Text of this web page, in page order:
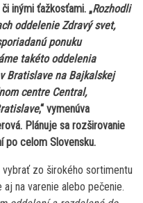
inými ťažkosťami. „Rozhodli
oddelenie Zdravý svet,
ponuku
takéto oddelenia
Bratislave na Bajkalskej
centre Central,
,“ vymenúva
Plánuje sa rozširovanie
po celom Slovensku.
zo širokého sortimentu
na varenie alebo pečenie.